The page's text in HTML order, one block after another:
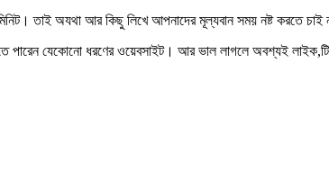
তাই অযথা আর কিছু লিখে আপনাদের মূল্যবান সময় নষ্ট করতে
পারেন যেকোনো ধরণের ওয়েবসাইট। আর ভাল লাগলে অবশ্যই